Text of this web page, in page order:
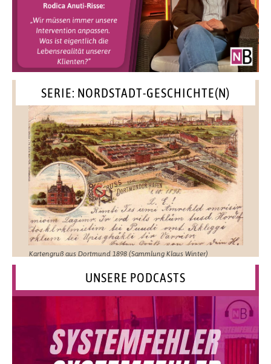
SERIE: NORDSTADT-GESCHICHTE(N)
Kartengruß aus Dortmund 1898 (Sammlung Klaus Winter)
UNSERE PODCASTS